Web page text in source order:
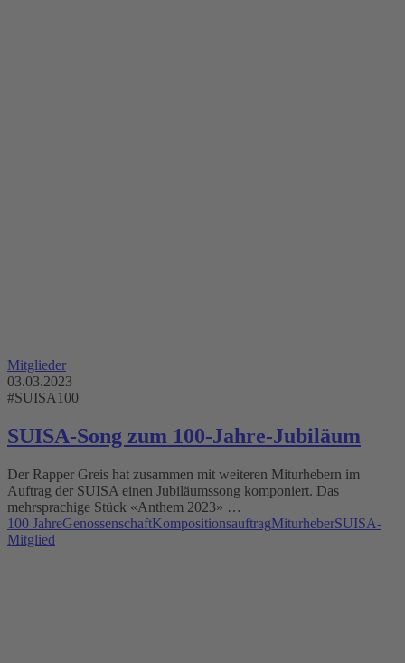
Mitglieder
03.03.2023
#SUISA100
SUISA-Song zum 100-Jahre-Jubiläum
Der Rapper Greis hat zusammen mit weiteren Miturhebern im
Auftrag der SUISA einen Jubiläumssong komponiert. Das
mehrsprachige Stück «Anthem 2023» …
100 JahreGenossenschaftKompositionsauftragMiturheberSUISA-
Mitglied